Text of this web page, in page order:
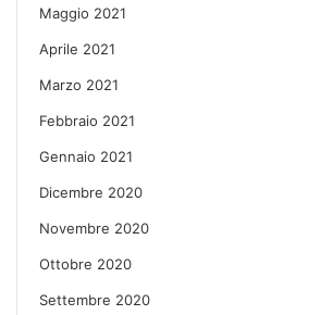
Maggio 2021
Aprile 2021
Marzo 2021
Febbraio 2021
Gennaio 2021
Dicembre 2020
Novembre 2020
Ottobre 2020
Settembre 2020